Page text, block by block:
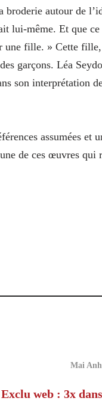
autour de
lui-même. Et que
fille. » Cette
garçons. Léa
son interprétation
assumées
de ces œuvres qui
Mai
Exclu web : 3x